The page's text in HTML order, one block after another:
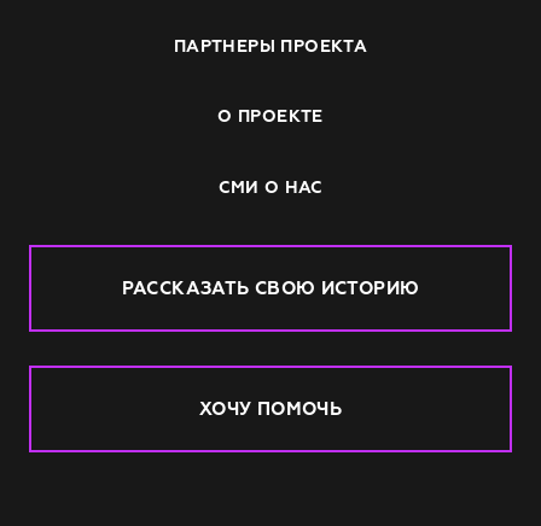
ПАРТНЕРЫ ПРОЕКТА
О ПРОЕКТЕ
СМИ О НАС
РАССКАЗАТЬ СВОЮ ИСТОРИЮ
ХОЧУ ПОМОЧЬ